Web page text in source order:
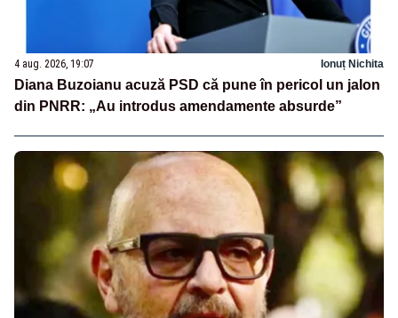
4 aug. 2026, 19:07 Ionuț Nichita
Diana Buzoianu acuză PSD că pune în pericol un jalon
din PNRR: „Au introdus amendamente absurde”